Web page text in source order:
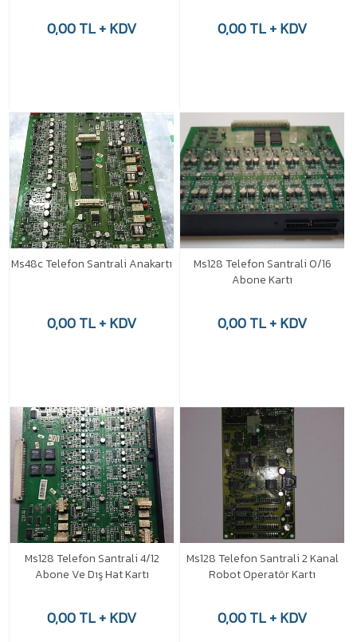
0,00 TL + KDV 0,00 TL + KDV
Ms48c Telefon Santrali Anakartı
0,00 TL + KDV
Ms128 Telefon Santrali 0/16
Abone Kartı
0,00 TL + KDV
Ms128 Telefon Santrali 4/12
Abone Ve Dış Hat Kartı
0,00 TL + KDV
Ms128 Telefon Santrali 2 Kanal
Robot Operatör Kartı
0,00 TL + KDV